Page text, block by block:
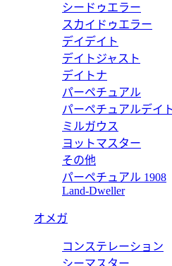
スーパーコピー 1752QZDP 【
スーパーコピー グランド カ
スーパーコピー グランド カ
スーパーコピー ムーンフェイ
シードゥエラー
スカイドゥエラー
デイデイト
デイトジャスト
デイトナ
パーペチュアル
パーペチュアルデイ
ミルガウス
ヨットマスター
その他
パーペチュアル 1908
Land-Dweller
オメガ
コンステレーション
シーマスター